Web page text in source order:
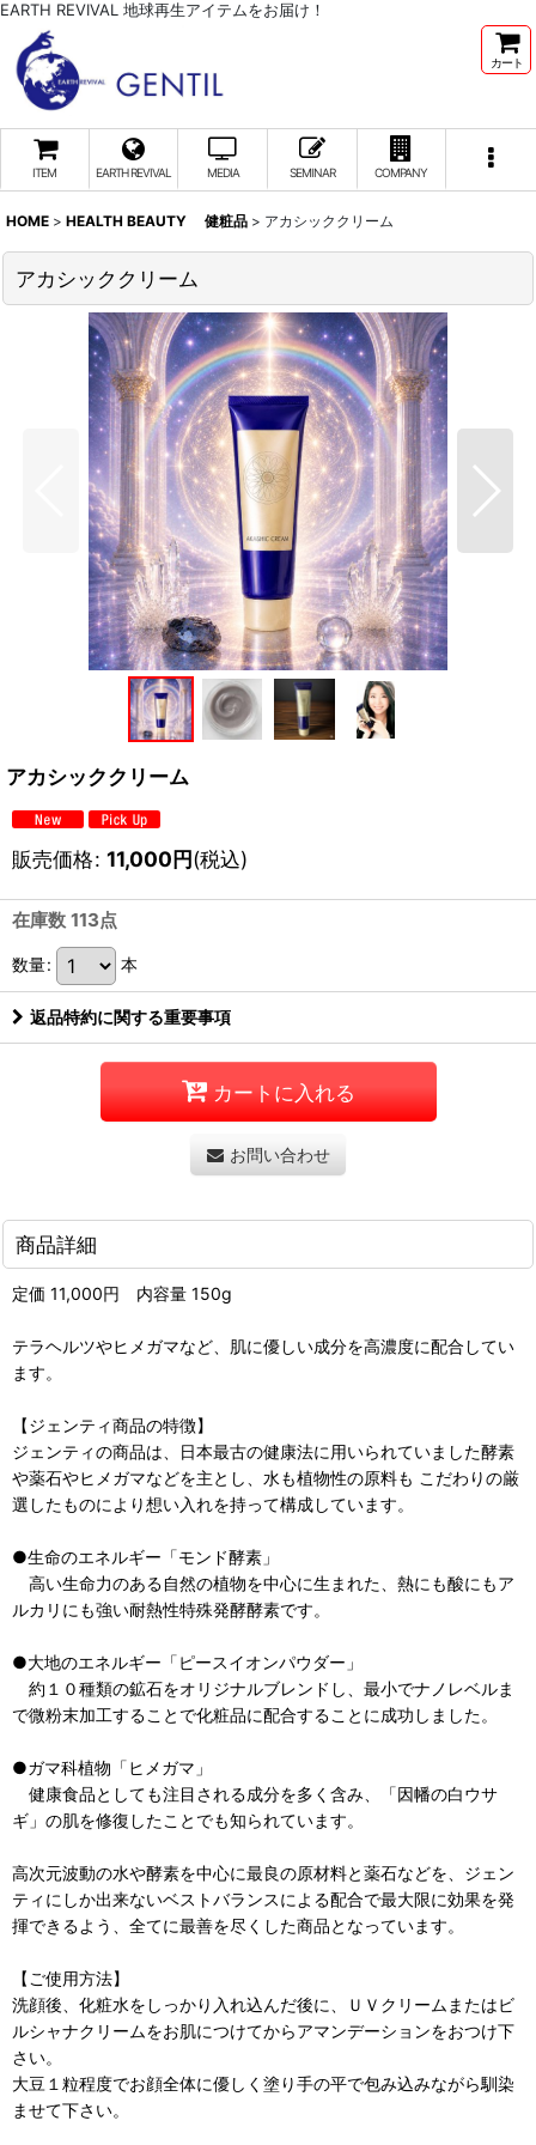
EARTH REVIVAL 地球再生アイテムをお届け！
カート
ITEM EARTH REVIVAL MEDIA SEMINAR COMPANY
HOME > HEALTH BEAUTY 健粧品 > アカシッククリーム
アカシッククリーム
アカシッククリーム
販売価格: 11,000円(税込)
在庫数 113点
数量: 本
返品特約に関する重要事項
カートに入れる
お問い合わせ
商品詳細
定価 11,000円 内容量 150g
テラヘルツやヒメガマなど、肌に優しい成分を高濃度に配合してい
ます。
【ジェンティ商品の特徴】
ジェンティの商品は、日本最古の健康法に用いられていました酵素
や薬石やヒメガマなどを主とし、水も植物性の原料も こだわりの厳
選したものにより想い入れを持って構成しています。
●生命のエネルギー「モンド酵素」
高い生命力のある自然の植物を中心に生まれた、熱にも酸にもア
ルカリにも強い耐熱性特殊発酵酵素です。
●大地のエネルギー「ピースイオンパウダー」
約１０種類の鉱石をオリジナルブレンドし、最小でナノレベルま
で微粉末加工することで化粧品に配合することに成功しました。
●ガマ科植物「ヒメガマ」
健康食品としても注目される成分を多く含み、「因幡の白ウサ
ギ」の肌を修復したことでも知られています。
高次元波動の水や酵素を中心に最良の原材料と薬石などを、ジェン
ティにしか出来ないベストバランスによる配合で最大限に効果を発
揮できるよう、全てに最善を尽くした商品となっています。
【ご使用方法】
洗顔後、化粧水をしっかり入れ込んだ後に、ＵＶクリームまたはビ
ルシャナクリームをお肌につけてからアマンデーションをおつけ下
さい。
大豆１粒程度でお顔全体に優しく塗り手の平で包み込みながら馴染
ませて下さい。